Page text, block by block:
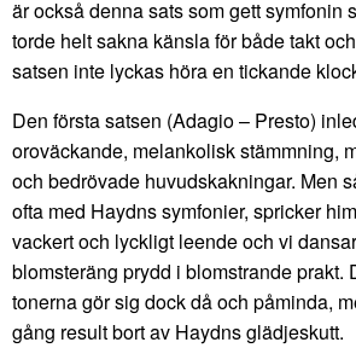
är också denna sats som gett symfonin
torde helt sakna känsla för både takt
satsen inte lyckas höra en tickande
Den första satsen (Adagio – Presto)
oroväckande, melankolisk stämmning,
och bedrövade huvudskakningar. Men
ofta med Haydns symfonier, spricker
vackert och lyckligt leende och vi
blomsteräng prydd i blomstrande prakt.
tonerna gör sig dock då och påminda,
gång result bort av Haydns glädjeskutt.